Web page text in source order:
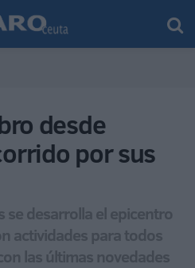
desde
por sus
se desarrolla el epicentro
actividades para todos
las últimas novedades